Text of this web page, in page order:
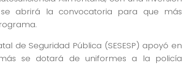
abrirá la convocatoria para que más
de Seguridad Pública (SESESP) apoyó en
se dotará de uniformes a la policía